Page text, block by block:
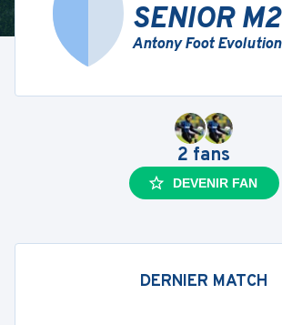
SENIOR M2
Antony Foot Evolution
2 fans
DEVENIR FAN
DERNIER MATCH